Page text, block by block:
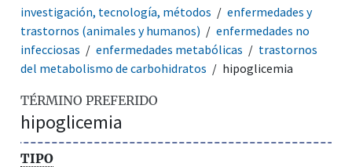
investigación, tecnología, métodos
enfermedades y
trastornos (animales y humanos)
enfermedades no
infecciosas
enfermedades metabólicas
trastornos
del metabolismo de carbohidratos
hipoglicemia
TÉRMINO PREFERIDO
hipoglicemia
TIPO